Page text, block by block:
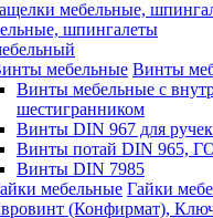
шпингалеты
Винты
Винты мебельные с
шестигранником
Винты DIN 967 для
Винты потай DIN 965,
Винты DIN 7985
Гайки